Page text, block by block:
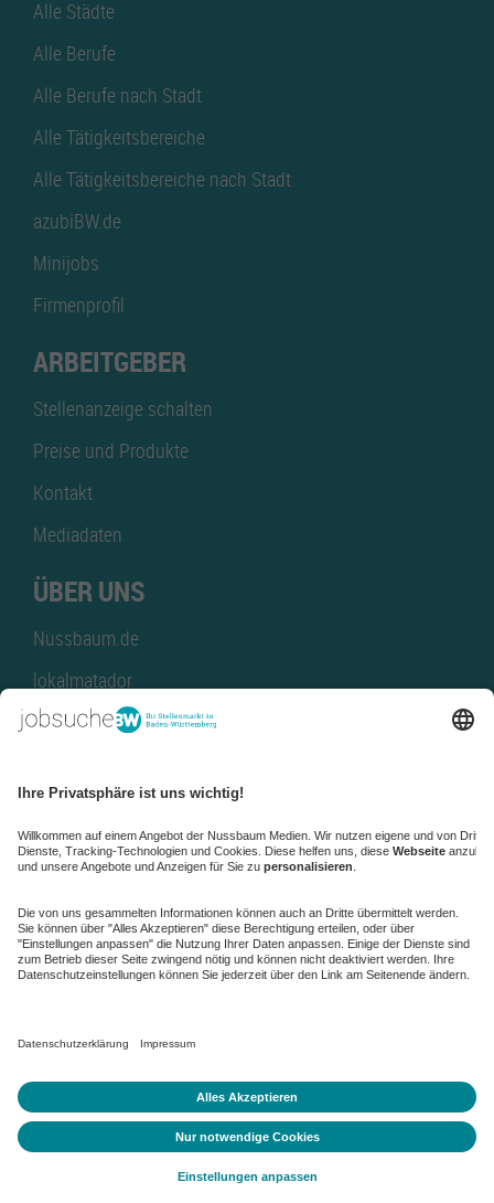
Alle Städte
Alle Berufe
Alle Berufe nach Stadt
Alle Tätigkeitsbereiche
Alle Tätigkeitsbereiche nach Stadt
azubiBW.de
Minijobs
Firmenprofil
ARBEITGEBER
Stellenanzeige schalten
Preise und Produkte
Kontakt
Mediadaten
ÜBER UNS
Nussbaum.de
lokalmatador
kaufinBW
NussbaumID
Nussbaum Medien
de.jobble.org
Datenschutz
Datenschutz-Einstellungen ändern
Impressum